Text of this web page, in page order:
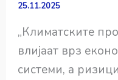
25.11.2025
„Климатските
влијаат врз
системи, а